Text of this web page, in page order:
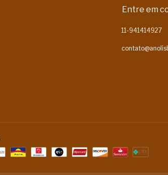
Entre em
11-941414927